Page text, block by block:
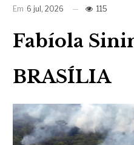
Em 6 jul, 2026 115
Fabíola
BRASÍLIA